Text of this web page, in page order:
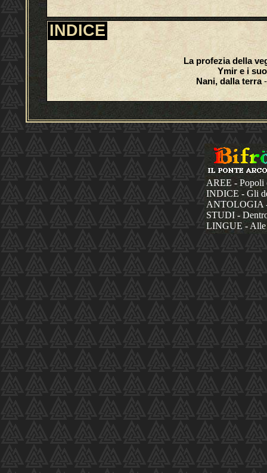
INDICE
La profezia della
Ymir e i
Nani, dalla terra-
AREE - Popoli
INDICE - Gli
ANTOLOGIA
STUDI -
LINGUE - Alle